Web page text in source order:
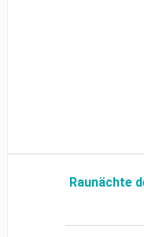
Raunächte